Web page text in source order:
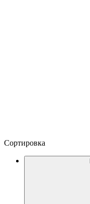
Сортировка